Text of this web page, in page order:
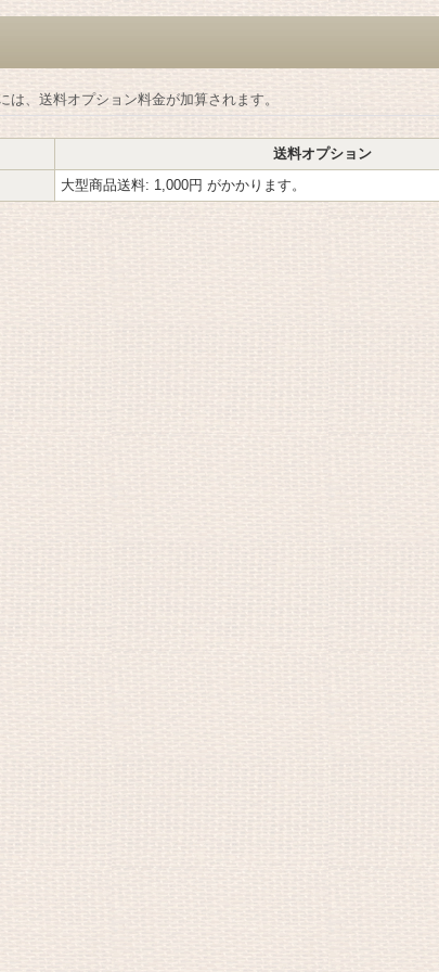
は、送料オプション料金が加算されます。
送料オプション
大型商品送料: 1,000円 がかかります。